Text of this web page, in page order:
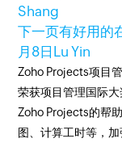
Shang
下一页有好用的
月8日 Lu Yin
Zoho Projects项目
荣获项目管理国际
Zoho Projects的帮
图、计算工时等，